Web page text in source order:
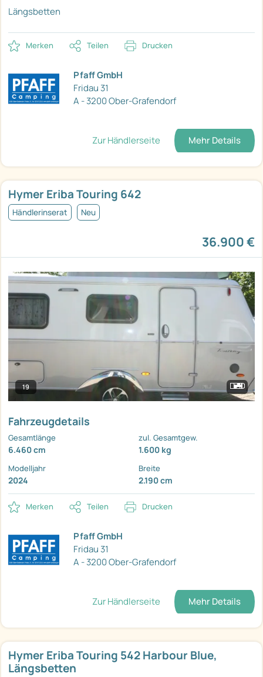
Längsbetten
Merken Teilen Drucken
Pfaff GmbH
Fridau 31
A - 3200 Ober-Grafendorf
Zur Händlerseite Mehr Details
Hymer Eriba Touring 642
Händlerinserat Neu
36.900 €
19
Fahrzeugdetails
Gesamtlänge
6.460 cm
zul. Gesamtgew.
1.600 kg
Modelljahr
2024
Breite
2.190 cm
Merken Teilen Drucken
Pfaff GmbH
Fridau 31
A - 3200 Ober-Grafendorf
Zur Händlerseite Mehr Details
Hymer Eriba Touring 542 Harbour Blue,
Längsbetten